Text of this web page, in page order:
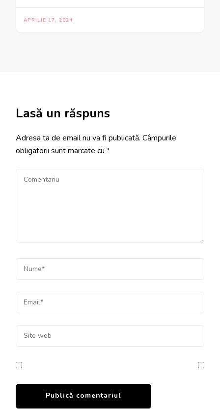
APRILIE 17, 2024
Lasă un răspuns
Adresa ta de email nu va fi publicată. Câmpurile
obligatorii sunt marcate cu *